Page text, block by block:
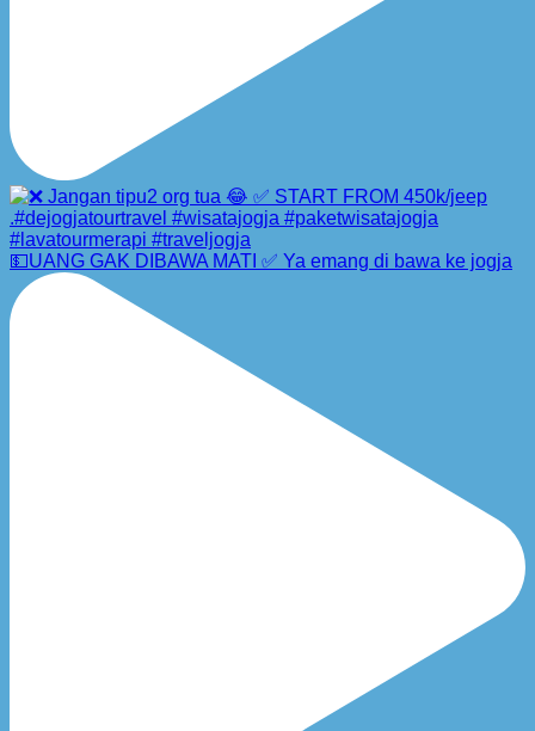
💵UANG GAK DIBAWA MATI ✅ Ya emang di bawa ke jogja